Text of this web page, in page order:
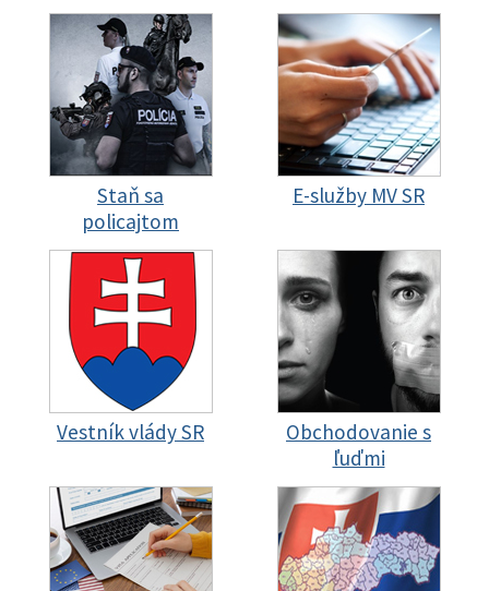
Staň sa
policajtom
E-služby MV SR
Vestník vlády SR
Obchodovanie s
ľuďmi